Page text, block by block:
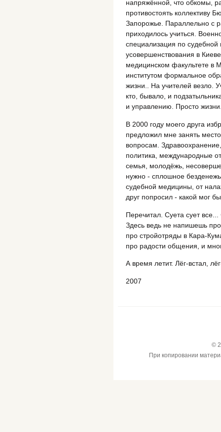
напряжённой, что обкомы,
противостоять коллективу
Запорожье. Параллельно с
приходилось учиться.
специализация по
усовершенствования в
медицинском факультете в
институтом формальное
жизни.. На учителей везло.
кто, бывало, и
и управлению. Просто
В 2000 году моего друга
предложил мне занять
вопросам.
политика, международные
семья, молодёжь,
нужно - сплошное
судебной медицины, от
друг попросил - какой мог
Перечитал. Суета сует
Здесь ведь не напишешь
про стройотряды в Кара-
про радости общения, и
А время летит. Лёг-встал,
2007
©
При копировании